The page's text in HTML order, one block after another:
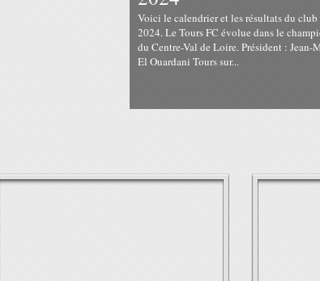
Voici le calendrier et les résultats du
2024. Le Tours FC évolue dans le
du Centre-Val de Loire. Président :
El Ouardani Tours sur...